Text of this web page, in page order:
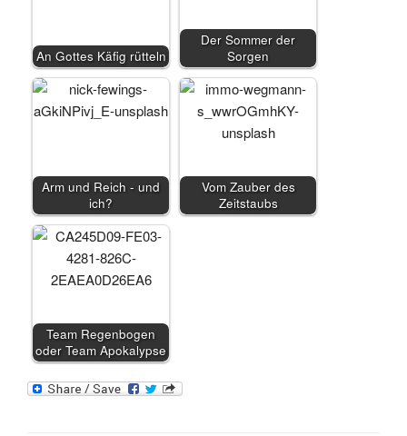
An Gottes Käfig rütteln
Der Sommer der
Sorgen
Arm und Reich - und
ich?
Vom Zauber des
Zeitstaubs
Team Regenbogen
oder Team Apokalypse